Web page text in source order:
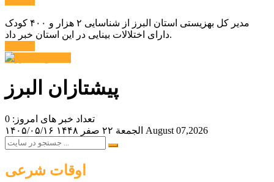
مدیر کل بهزیستی استان البرز از شناسایی ۲ هزار و ۴۰۰ کودک
دارای اختلالات بینایی در این استان خبر داد.
پیشتازان البرز
تعداد خبر های امروز: 0
۱۴۰۵/۰۵/۱۶
الجمعة ۲۲ صفر ۱۴۴۸ August 07,2026
اوقات شرعی